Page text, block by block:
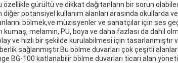
özellikle gürültü ve dikkat dağıtanların bir sorun
diğer potansiyel kullanım alanları arasında okullarda
bölmek,ve müzisyenler ve sanatçılar için ses
kumaş, melamin, PU, boya ve daha fazlası da dahil
ve hızlı bir şekilde kurulabilmesi için
sağlanmıştır.Bu bölme duvarları çok çeşitli
BG-100 katlanabilir bölme duvarları ticari alan